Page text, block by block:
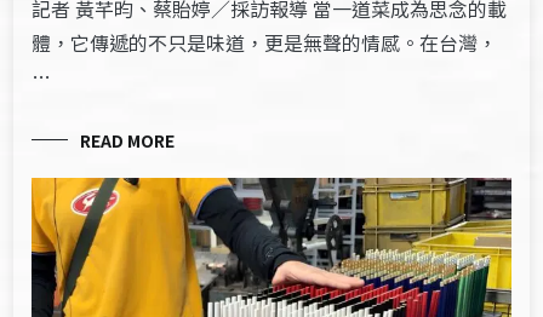
記者 黃芊昀、蔡貽婷／採訪報導 當一道菜成為思念的載
體，它傳遞的不只是味道，更是無聲的情感。在台灣，
…
READ MORE